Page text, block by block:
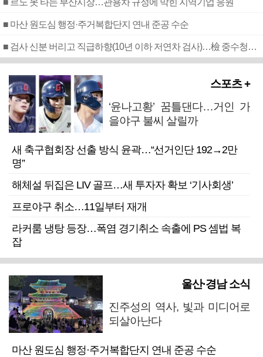
■ 르노 못 타는 부산시장…관용차 규정에 막힌 지역기업 응원
■ 마산 원도심 행정·주거복합단지 연내 준공 수순
■ 검사 신분 버리고 직급하향(10년 이하 저연차 검사)…檢 중수청행 기피
스포츠 +
‘윤나고황’ 꿈틀댄다…거인 가
을야구 불씨 살릴까
새 축구협회장 선출 방식 윤곽…“선거인단 192→2만
명”
해체설 뒤집은 LIV 골프…새 투자자 확보 ‘기사회생’
프로야구 취소…11일부터 재개
라커룸 냉탕 등장…폭염 경기취소 속출에 PS 셈법 복
잡
울산·경남 소식
진주성의 역사, 빛과 미디어로
되살아난다
마산 원도심 행정·주거복합단지 연내 준공 수순